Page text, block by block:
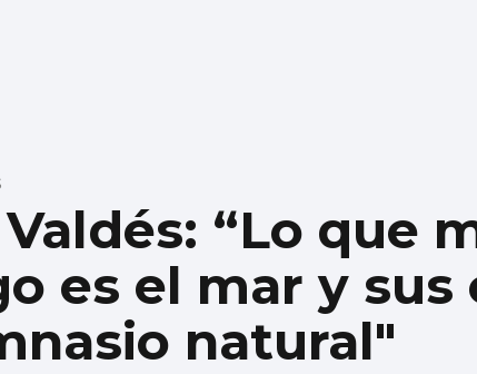
“Lo que
es el mar y
natural"